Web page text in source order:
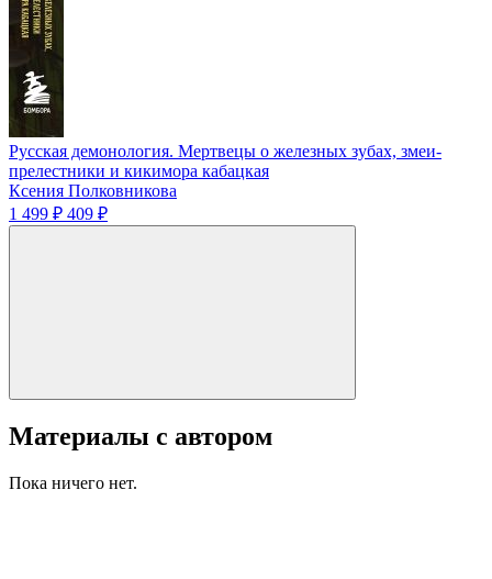
Русская демонология. Мертвецы о железных зубах, змеи-
прелестники и кикимора кабацкая
Ксения Полковникова
1 499 ₽ 409 ₽
Материалы с автором
Пока ничего нет.